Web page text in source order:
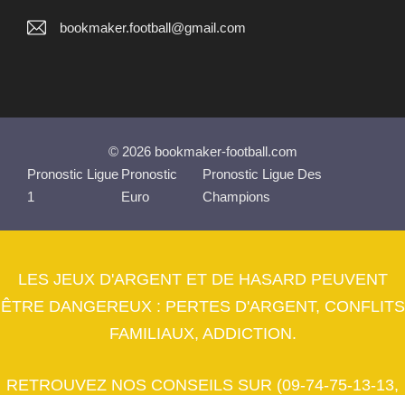
bookmaker.football@gmail.com
© 2026 bookmaker-football.com
Pronostic Ligue
1
Pronostic
Euro
Pronostic Ligue Des
Champions
LES JEUX D'ARGENT ET DE HASARD PEUVENT
ÊTRE DANGEREUX : PERTES D'ARGENT, CONFLITS
FAMILIAUX, ADDICTION.
RETROUVEZ NOS CONSEILS SUR (09-74-75-13-13,